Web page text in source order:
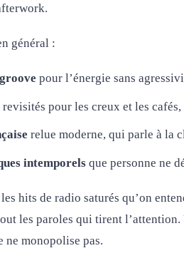
général :
pour l’énergie sans
revisités pour les creux et les cafés,
relue moderne, qui parle à la
intemporelsque personne ne
hits de radio saturés qu’on
les paroles qui tirent
ne monopolise pas.